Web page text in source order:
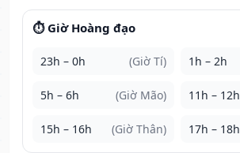
⏱️ Giờ Hoàng đạo
23h – 0h (Giờ Tí) 1h – 2h
5h – 6h (Giờ Mão) 11h – 12h
15h – 16h (Giờ Thân) 17h – 18h